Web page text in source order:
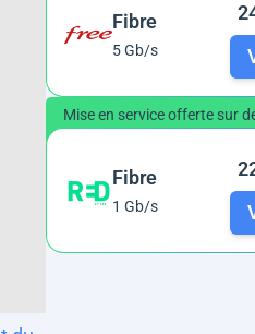
Fibre
5 Gb/s
Mise en service offerte sur
Fibre
1 Gb/s